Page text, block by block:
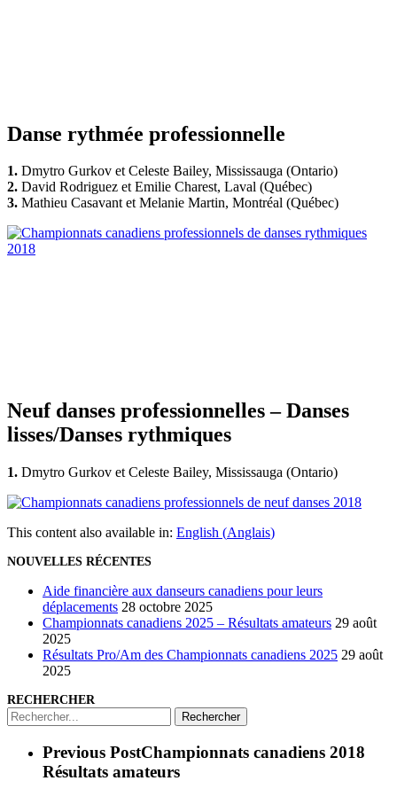
Danse rythmée professionnelle
1. Dmytro Gurkov et Celeste Bailey, Mississauga (Ontario)
2. David Rodriguez et Emilie Charest, Laval (Québec)
3. Mathieu Casavant et Melanie Martin, Montréal (Québec)
Neuf danses professionnelles – Danses
lisses/Danses rythmiques
1. Dmytro Gurkov et Celeste Bailey, Mississauga (Ontario)
This content also available in: English (Anglais)
NOUVELLES RÉCENTES
Aide financière aux danseurs canadiens pour leurs
déplacements 28 octobre 2025
Championnats canadiens 2025 – Résultats amateurs 29 août
2025
Résultats Pro/Am des Championnats canadiens 2025 29 août
2025
RECHERCHER
Rechercher
Previous PostChampionnats canadiens 2018
Résultats amateurs